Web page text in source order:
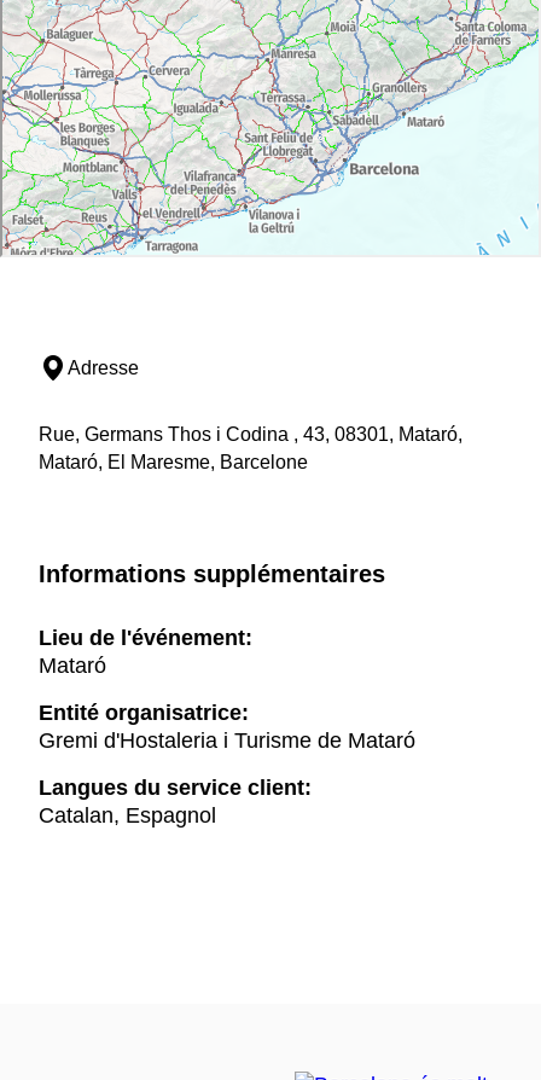
Adresse
Rue, Germans Thos i Codina , 43, 08301, Mataró,
Mataró, El Maresme, Barcelone
Informations supplémentaires
Lieu de l'événement:
Mataró
Entité organisatrice:
Gremi d'Hostaleria i Turisme de Mataró
Langues du service client:
Catalan, Espagnol